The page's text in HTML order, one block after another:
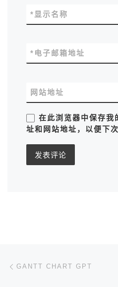
显示名称
*
电子邮箱地址
*
网站地址
在此浏览器中保存我
址和网站地址，以便下
文章导航
GANTT CHART GPT